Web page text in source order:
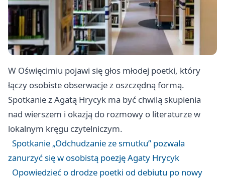
W Oświęcimiu pojawi się głos młodej poetki, który
łączy osobiste obserwacje z oszczędną formą.
Spotkanie z Agatą Hrycyk ma być chwilą skupienia
nad wierszem i okazją do rozmowy o literaturze w
lokalnym kręgu czytelniczym.
Spotkanie „Odchudzanie ze smutku” pozwala
zanurzyć się w osobistą poezję Agaty Hrycyk
Opowiedzieć o drodze poetki od debiutu po nowy